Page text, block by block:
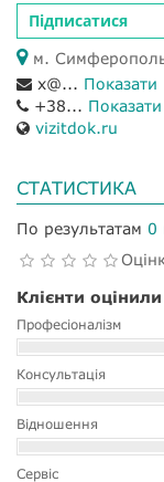
Підписатися
м.
x@... Показати
+38... Показати
vizitdok.ru
СТАТИСТИКА
По результатам 0
Клієнти оцінили
Професіоналізм
Консультація
Відношення
Сервіс